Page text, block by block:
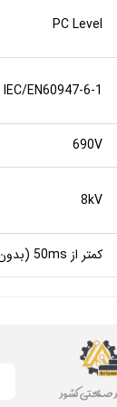
PC Level
IEC/EN60947-6-1
690V
8kV
کمتر از 50ms (بدون قطعی برق)
صنعتی کشور